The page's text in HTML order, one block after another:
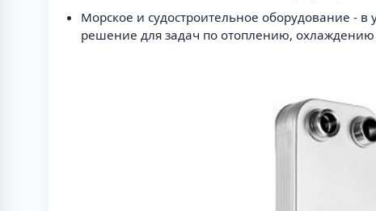
Морское и судостроительное оборудование -
решение для задач по отоплению,